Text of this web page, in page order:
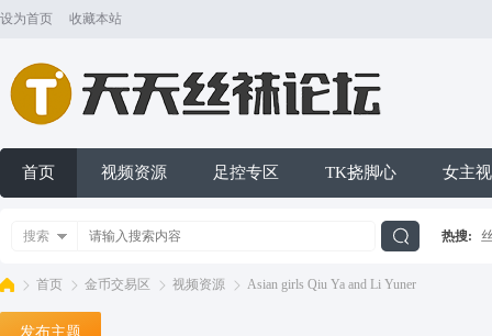
设为首页 收藏本站
首页 视频资源 足控专区 TK挠脚心 女主
搜索 热搜:
首页 金币交易区 视频资源 Asian girls Qiu Ya and Li Yuner
发布主题